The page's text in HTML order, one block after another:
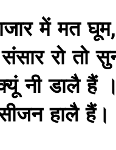
में मत
रो तो
नी डालै हैं
हालै हैं।